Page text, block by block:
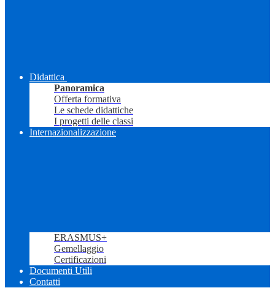
Didattica
Panoramica
Offerta formativa
Le schede didattiche
I progetti delle classi
Internazionalizzazione
ERASMUS+
Gemellaggio
Certificazioni
Documenti Utili
Contatti